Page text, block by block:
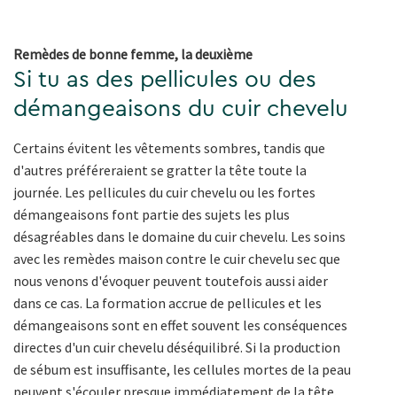
Remèdes de bonne femme, la deuxième
Si tu as des pellicules ou des
démangeaisons du cuir chevelu
Certains évitent les vêtements sombres, tandis que
d'autres préféreraient se gratter la tête toute la
journée. Les pellicules du cuir chevelu ou les fortes
démangeaisons font partie des sujets les plus
désagréables dans le domaine du cuir chevelu. Les soins
avec les remèdes maison contre le cuir chevelu sec que
nous venons d'évoquer peuvent toutefois aussi aider
dans ce cas. La formation accrue de pellicules et les
démangeaisons sont en effet souvent les conséquences
directes d'un cuir chevelu déséquilibré. Si la production
de sébum est insuffisante, les cellules mortes de la peau
peuvent s'écouler presque immédiatement de la tête.